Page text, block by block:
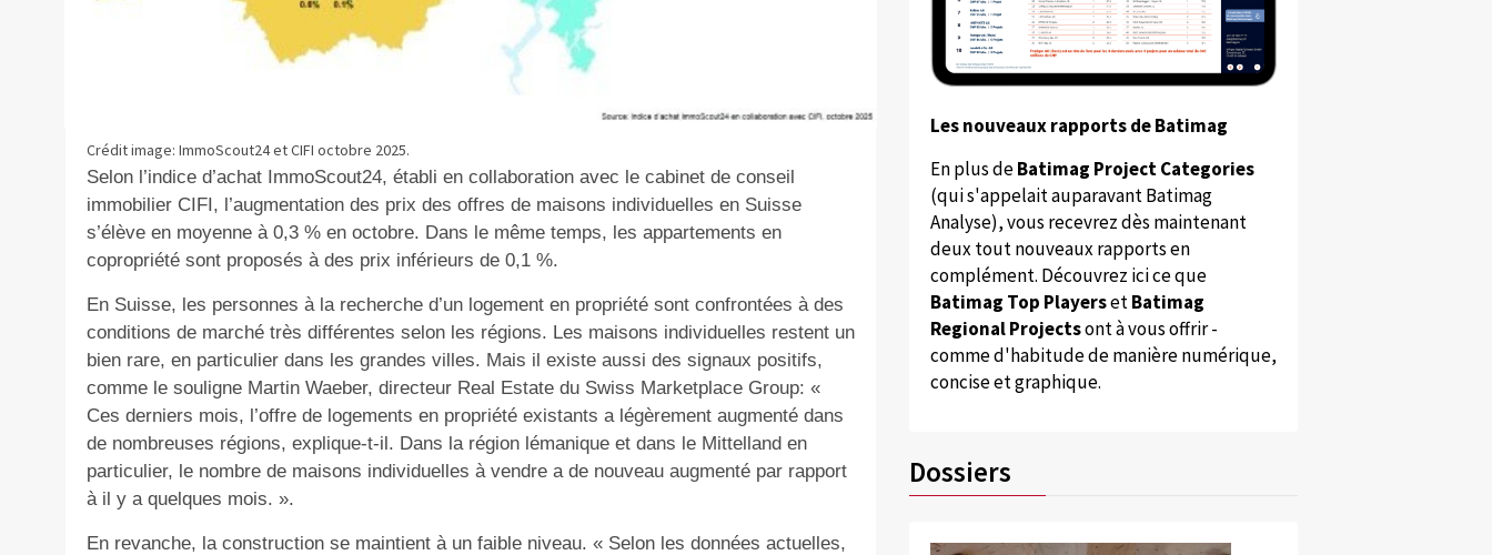
Crédit image: ImmoScout24 et CIFI octobre 2025.
Selon l’indice d’achat ImmoScout24, établi en collaboration avec le cabinet de conseil
immobilier CIFI, l’augmentation des prix des offres de maisons individuelles en Suisse
s’élève en moyenne à 0,3 % en octobre. Dans le même temps, les appartements en
copropriété sont proposés à des prix inférieurs de 0,1 %.
En Suisse, les personnes à la recherche d’un logement en propriété sont confrontées à des
conditions de marché très différentes selon les régions. Les maisons individuelles restent un
bien rare, en particulier dans les grandes villes. Mais il existe aussi des signaux positifs,
comme le souligne Martin Waeber, directeur Real Estate du Swiss Marketplace Group: «
Ces derniers mois, l’offre de logements en propriété existants a légèrement augmenté dans
de nombreuses régions, explique-t-il. Dans la région lémanique et dans le Mittelland en
particulier, le nombre de maisons individuelles à vendre a de nouveau augmenté par rapport
à il y a quelques mois. ».
En revanche, la construction se maintient à un faible niveau. « Selon les données actuelles,
Les nouveaux rapports de Batimag
En plus deBatimag Project Categories
(qui s'appelait auparavant Batimag
Analyse), vous recevrez dès maintenant
deux tout nouveaux rapports en
complément. Découvrez ici ce que
Batimag Top PlayersetBatimag
Regional Projectsont à vous offrir -
comme d'habitude de manière numérique,
concise et graphique.
Dossiers